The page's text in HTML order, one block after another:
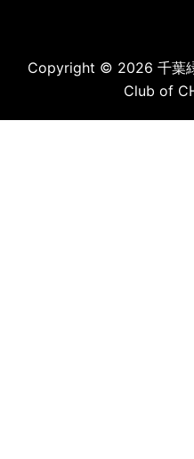
Copyright © 2026 千葉
Club of